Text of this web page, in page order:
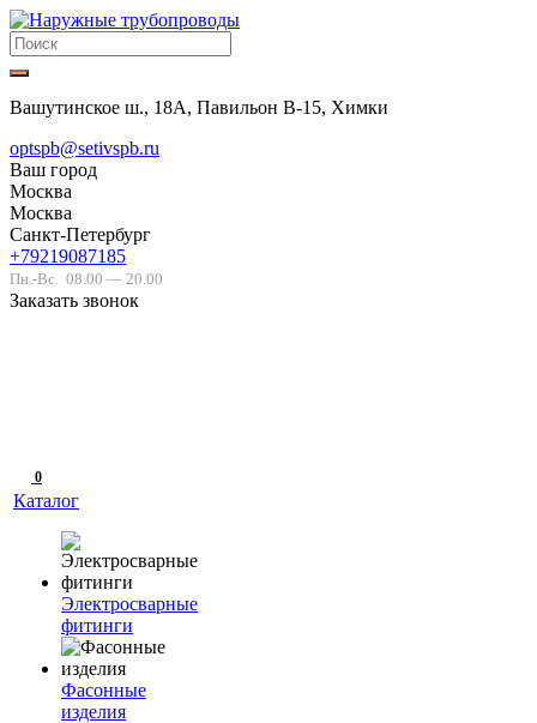
Вашутинское ш., 18А, Павильон В-15, Химки
optspb@setivspb.ru
Ваш город
Москва
Москва
Санкт-Петербург
+79219087185
Пн.-Вс. 08.00 — 20.00
Заказать звонок
0
Каталог
Электросварные
фитинги
Фасонные
изделия